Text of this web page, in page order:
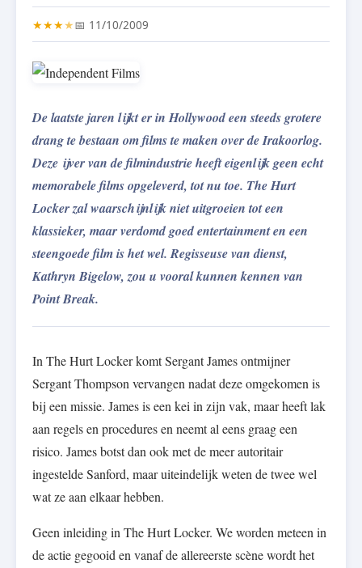
★★★★📅 11/10/2009
De laatste jaren lijkt er in Hollywood een steeds grotere
drang te bestaan om films te maken over de Irakoorlog.
Deze ijver van de filmindustrie heeft eigenlijk geen echt
memorabele films opgeleverd, tot nu toe. The Hurt
Locker zal waarschijnlijk niet uitgroeien tot een
klassieker, maar verdomd goed entertainment en een
steengoede film is het wel. Regisseuse van dienst,
Kathryn Bigelow, zou u vooral kunnen kennen van
Point Break.
In The Hurt Locker komt Sergant James ontmijner
Sergant Thompson vervangen nadat deze omgekomen is
bij een missie. James is een kei in zijn vak, maar heeft lak
aan regels en procedures en neemt al eens graag een
risico. James botst dan ook met de meer autoritair
ingestelde Sanford, maar uiteindelijk weten de twee wel
wat ze aan elkaar hebben.
Geen inleiding in The Hurt Locker. We worden meteen in
de actie gegooid en vanaf de allereerste scène wordt het